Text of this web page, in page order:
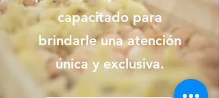
capacitado para
brindarle una atención
única y exclusiva.